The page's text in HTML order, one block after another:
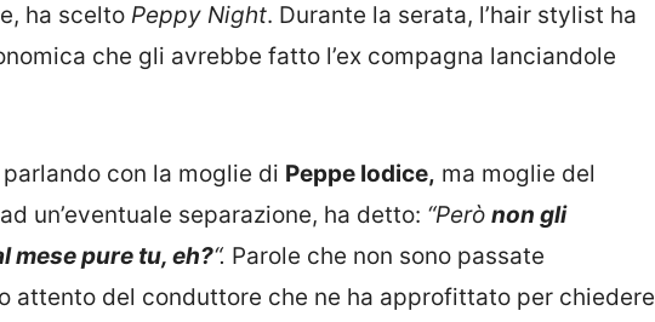
ha scelto Peppy Night. Durante la serata, l’hair stylist ha
che gli avrebbe fatto l’ex compagna lanciandole
con la moglie di Peppe Iodice, ma moglie del
un’eventuale separazione, ha detto: “Però non gli
mese pure tu, eh?“. Parole che non sono passate
attento del conduttore che ne ha approfittato per chiedere